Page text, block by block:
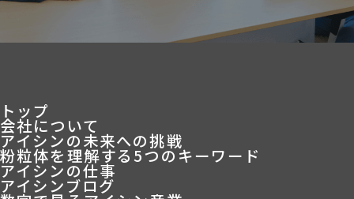
トップ
会社について
アイシンの未来への挑戦
粉粒体を理解する5つのキーワード
アイシンの仕事
アイシンブログ